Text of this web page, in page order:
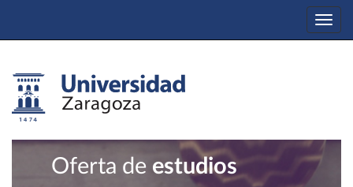
Oferta de estudios